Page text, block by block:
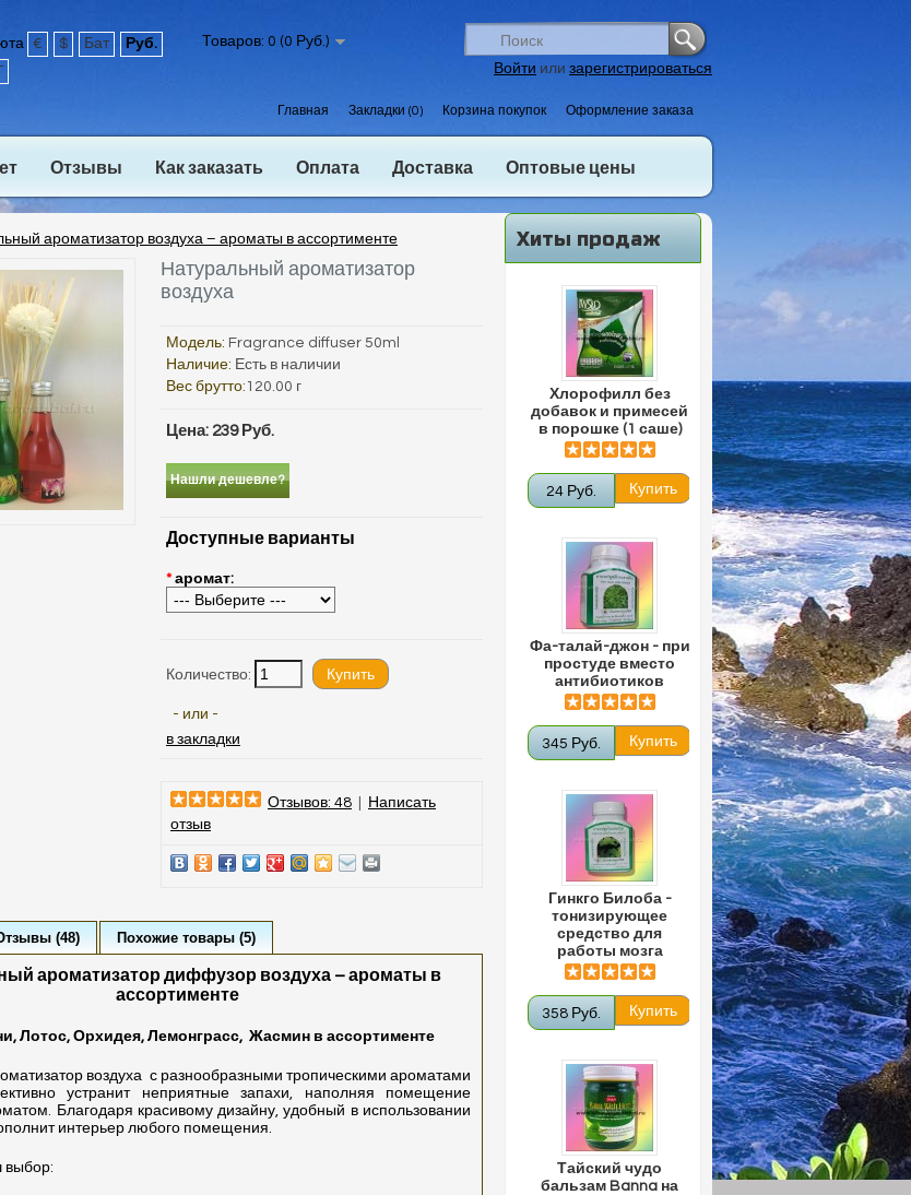
€ $ Бат
Руб.
Товаров: 0 (0 Руб.)
Войти или зарегистрироваться
Главная Закладки (0) Корзина покупок Оформление заказа
Отзывы Как заказать Оплата Доставка Оптовые цены
Хиты продаж
Хлорофилл без
добавок и примесей
в порошке (1 саше)
24 Руб.
Фа-талай-джон - при
простуде вместо
антибиотиков
345 Руб.
Гинкго Билоба -
тонизирующее
средство для
работы мозга
358 Руб.
Тайский чудо
бальзам Banna на
ароматизатор воздуха – ароматы в ассортименте
Натуральный ароматизатор
воздуха
Модель: Fragrance diffuser 50ml
Наличие: Есть в наличии
Вес брутто: 120.00 г
Цена: 239 Руб.
Нашли дешевле?
Доступные варианты
* аромат:
Количество:
- или -
в закладки
Отзывов: 48
Написать
отзыв
(48) Похожие товары (5)
ароматизатор диффузор воздуха – ароматы в
ассортименте
Лотос, Орхидея, Лемонграсс, Жасмин в ассортименте
воздуха с разнообразными тропическими ароматами
устранит неприятные запахи, наполняя помещение
Благодаря красивому дизайну, удобный в использовании
интерьер любого помещения.
выбор: